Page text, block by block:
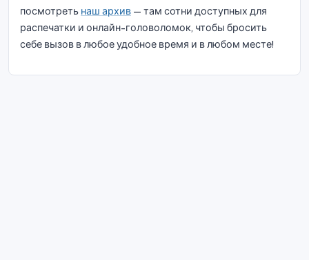
посмотреть наш архив — там сотни доступных для
распечатки и онлайн-головоломок, чтобы бросить
себе вызов в любое удобное время и в любом месте!